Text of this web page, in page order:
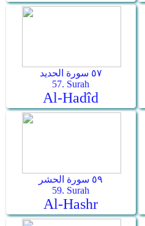
٥٧ سورة الحديد
57. Surah
Al-Hadîd
٥٩ سورة الحشر
59. Surah
Al-Hashr